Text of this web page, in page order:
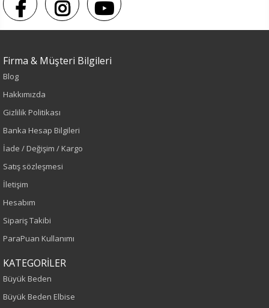
Sezon : YAZLIK
Renk
İndigo
Sezon
İlkbahar-Yaz
Yaş Grubu
Kalıp
Büyük Beden
Firma & Müşteri Bilgileri
Blog
Hakkımızda
Gizlilik Politikası
Banka Hesap Bilgileri
İade / Değişim / Kargo
Satış sözleşmesi
İletişim
Hesabım
Sipariş Takibi
ParaPuan Kullanımı
KATEGORİLER
Büyük Beden
Büyük Beden Elbise